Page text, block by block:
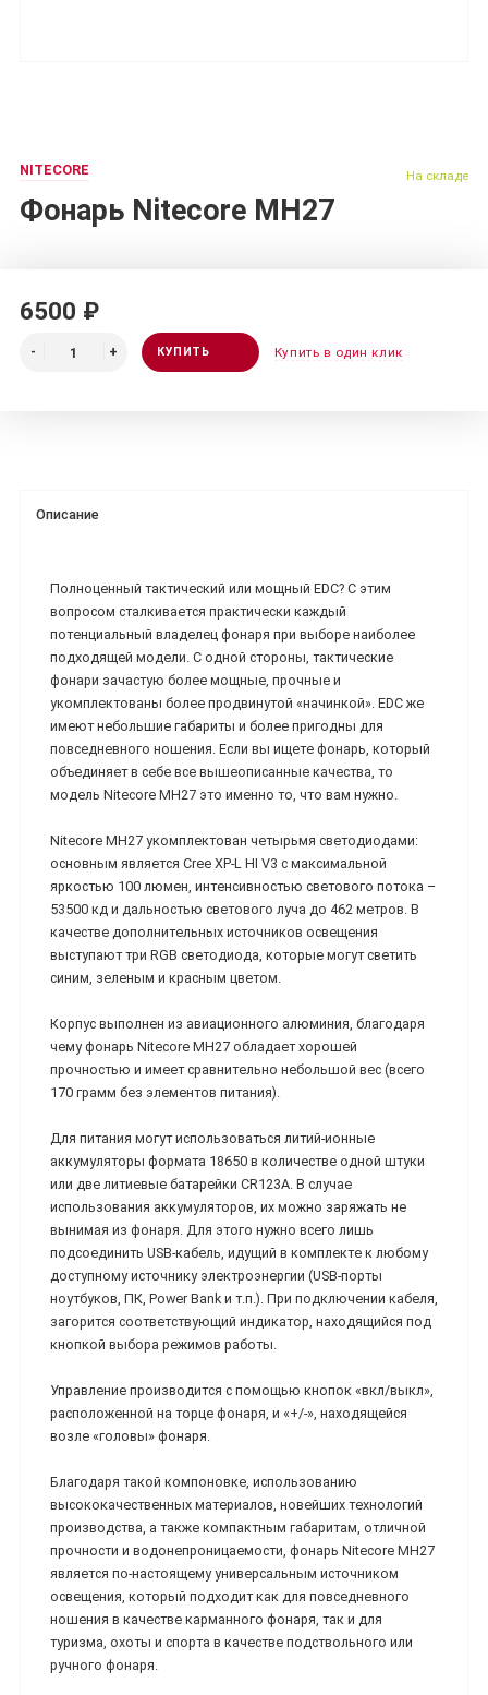
NITECORE
Фонарь Nitecore MH27
На складе
6500 ₽
КУПИТЬ Купить в один клик
Описание
Полноценный тактический или мощный EDC? С этим
вопросом сталкивается практически каждый
потенциальный владелец фонаря при выборе наиболее
подходящей модели. С одной стороны, тактические
фонари зачастую более мощные, прочные и
укомплектованы более продвинутой «начинкой». EDC же
имеют небольшие габариты и более пригодны для
повседневного ношения. Если вы ищете фонарь, который
объединяет в себе все вышеописанные качества, то
модель Nitecore MH27 это именно то, что вам нужно.
Nitecore MH27 укомплектован четырьмя светодиодами:
основным является Cree XP-L HI V3 с максимальной
яркостью 100 люмен, интенсивностью светового потока –
53500 кд и дальностью светового луча до 462 метров. В
качестве дополнительных источников освещения
выступают три RGB светодиода, которые могут светить
синим, зеленым и красным цветом.
Корпус выполнен из авиационного алюминия, благодаря
чему фонарь Nitecore MH27 обладает хорошей
прочностью и имеет сравнительно небольшой вес (всего
170 грамм без элементов питания).
Для питания могут использоваться литий-ионные
аккумуляторы формата 18650 в количестве одной штуки
или две литиевые батарейки CR123A. В случае
использования аккумуляторов, их можно заряжать не
вынимая из фонаря. Для этого нужно всего лишь
подсоединить USB-кабель, идущий в комплекте к любому
доступному источнику электроэнергии (USB-порты
ноутбуков, ПК, Power Bank и т.п.). При подключении кабеля,
загорится соответствующий индикатор, находящийся под
кнопкой выбора режимов работы.
Управление производится с помощью кнопок «вкл/выкл»,
расположенной на торце фонаря, и «+/-», находящейся
возле «головы» фонаря.
Благодаря такой компоновке, использованию
высококачественных материалов, новейших технологий
производства, а также компактным габаритам, отличной
прочности и водонепроницаемости, фонарь Nitecore MH27
является по-настоящему универсальным источником
освещения, который подходит как для повседневного
ношения в качестве карманного фонаря, так и для
туризма, охоты и спорта в качестве подствольного или
ручного фонаря.